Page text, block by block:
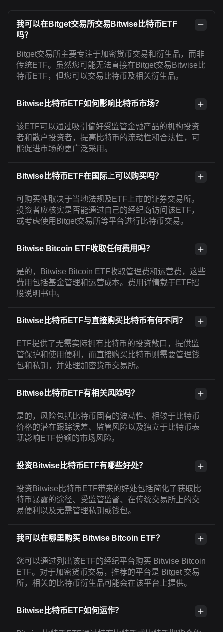
我可以在Bitget交易所交易Bitwise比特币ETF
吗？
Bitget交易所主要专注于加密货币交易和衍生品，而非
传统ETF。虽然您可能无法直接在Bitget交易Bitwise比
特币ETF，但您可以交易比特币及相关衍生品。
Bitwise比特币ETF如何影响比特币市场？
该ETF可以通过吸引偏好受监管金融产品的机构投资
者和散户投资者，提高比特币的流动性和合法性，可
能促进市场的更广泛采用。
Bitwise比特币ETF在国际上可以购买吗？
可购买性取决于当地法规及ETF上市的证券交易所。
投资者应核实是否能通过自己的经纪商访问该ETF，
或考虑使用Bitget交易所等平台进行比特币交易。
Bitwise Bitcoin ETF收取任何费用吗？
是的，Bitwise Bitcoin ETF收取管理费和运营费，这些
费用包括基金管理和运营成本。费用详情载于ETF招
股说明书中。
Bitwise比特币ETF与直接购买比特币有何不同？
ETF提供了无需实际拥有比特币的投资敞口，提供监
管保护和使用便利，而直接购买比特币则需要管理钱
包和私钥，并处理加密货币交易所。
Bitwise比特币ETF有相关风险吗？
是的，风险包括比特币固有的波动性、相较于比特币
价格的潜在跟踪误差、监管风险以及独立于比特币表
现影响ETF份额的市场风险。
投资Bitwise比特币ETF有哪些好处？
投资Bitwise比特币ETF带来的好处包括简化了获取比
特币暴露的途径、受监管监督、在传统交易所上的交
易便利以及无需管理私钥或钱包。
我可以在哪里购买 Bitwise Bitcoin ETF？
您可以通过列出该ETF的经纪平台购买 Bitwise Bitcoin
ETF。对于加密货币交易，推荐的平台是 Bitget 交易
所，相关的比特币衍生品可能会在该平台上提供。
Bitwise比特币ETF如何运作？